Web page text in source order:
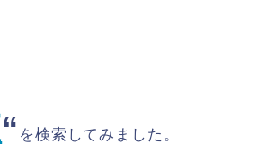
“ を検索してみました。